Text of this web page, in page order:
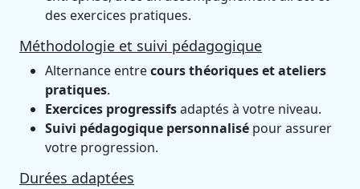
des exercices pratiques.
Méthodologie et suivi pédagogique
Alternance entrecours théoriques et ateliers
pratiques.
Exercices progressifsadaptés à votre niveau.
Suivi pédagogique personnalisé pour assurer
votre progression.
Durées adaptées